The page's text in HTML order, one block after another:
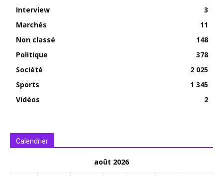
Interview
3
Marchés
11
Non classé
148
Politique
378
Société
2 025
Sports
1 345
Vidéos
2
Calendrier
août 2026